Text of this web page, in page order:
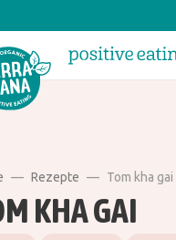
Rezepte Tom kha gai
KHA GAI